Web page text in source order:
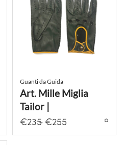
Guanti da Guida
Art. Mille Miglia
Tailor |
personalizzabile
€235 €255